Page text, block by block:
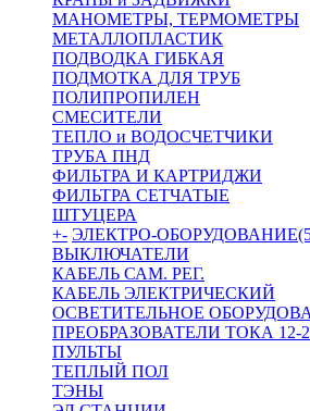
МАНОМЕТРЫ, ТЕРМОМЕТРЫ
МЕТАЛЛОПЛАСТИК
ПОДВОДКА ГИБКАЯ
ПОДМОТКА ДЛЯ ТРУБ
ПОЛИПРОПИЛЕН
СМЕСИТЕЛИ
ТЕПЛО и ВОДОСЧЕТЧИКИ
ТРУБА ПНД
ФИЛЬТРА И КАРТРИДЖИ
ФИЛЬТРА СЕТЧАТЫЕ
ШТУЦЕРА
+- ЭЛЕКТРО-
ВЫКЛЮЧАТЕЛИ
КАБЕЛЬ САМ. РЕГ.
КАБЕЛЬ ЭЛЕКТРИЧЕСКИЙ
ОСВЕТИТЕЛЬНОЕ
ПРЕОБРАЗОВАТЕЛИ ТОКА 12-
ПУЛЬТЫ
ТЕПЛЫЙ ПОЛ
ТЭНЫ